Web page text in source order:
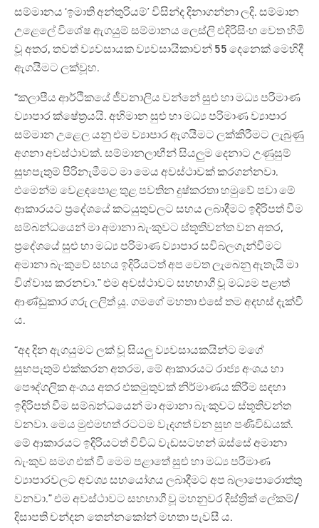
සම්මානය ‘ඉමාති අන්තුරියම්’ විසින්ද දිනාගන්නා ලදි. සම්මාන
උළෙලේ විශේෂ ඇගයුම් සම්මානය ලෙස්ලි එදිරිසිංහ වෙත හිමි
වූ අතර, තවත් ව්‍යවසායක ව්‍යවසායිකාවන් 55 දෙනෙක් මෙහිදී
ඇගයීමට ලක්වූහ.
“කලාපීය ආර්ථිකයේ ජීවනාලිය වන්නේ සුළු හා මධ්‍ය පරිමාණ
ව්‍යාපාර ක්ෂේත්‍රයයි. අභිමාන සුළු හා මධ්‍ය පරිමාණ ව්‍යාපාර
සම්මාන උළෙල යනු එම ව්‍යාපාර ඇගයීමට ලක්කිරීමට ලැබුණු
අගනා අවස්ථාවක්. සම්මානලාභීන් සියලුම දෙනාට උණුසුම්
සුභපැතුම් පිරිනැමීමට මා මෙය අවස්ථාවක් කරගන්නවා.
එමෙන්ම වෙළඳපොළ තුළ පවතින දුෂ්කරතා හමුවේ පවා මේ
ආකාරයට ප්‍රදේශයේ කටයුතුවලට සහය ලබාදීමට ඉදිරිපත් වීම
සම්බන්ධයෙන් මා අමානා බැංකුවට ස්තූතිවන්ත වන අතර,
ප්‍රදේශයේ සුළු හා මධ්‍ය පරිමාණ ව්‍යාපාර සවිබලගැන්වීමට
අමානා බැංකුවේ සහය ඉදිරියටත් අප වෙත ලැබෙනු ඇතැයි මා
විශ්වාස කරනවා.” එම අවස්ථාවට සහභාගී වූ මධ්‍යම පළාත්
ආණ්ඩුකාර ගරු ලලිත් යූ. ගමගේ මහතා එසේ තම අදහස් දැක්වී
ය.
“අද දින ඇගයුමට ලක් වූ සියලු ව්‍යවසායකයින්ට මගේ
සුභපැතුම් එක්කරන අතරම, මේ ආකාරයට රාජ්‍ය අංශය හා
පෞද්ගලික අංශය අතර එකමුතුවක් නිර්මාණය කිරීම සඳහා
ඉදිරිපත් වීම සම්බන්ධයෙන් මා අමානා බැංකුවට ස්තූතිවන්ත
වනවා. මෙය මුළුමහත් රටටම වැදගත් වන සුභ පණිවිඩයක්.
මේ ආකාරයට ඉදිරියටත් විවිධ වැඩසටහන් ඔස්සේ අමානා
බැංකුව සමග එක් වී මෙම පළාතේ සුළු හා මධ්‍ය පරිමාණ
ව්‍යාපාරවලට අවශ්‍ය සහයෝගය ලබාදීමට අප බලාපොරොත්තු
වනවා.” එම අවස්ථාවට සහභාගී වූ මහනුවර දිස්ත්‍රික් ලේකම්/
දිසාපති චන්දන තෙන්නකෝන් මහතා පැවසී ය.